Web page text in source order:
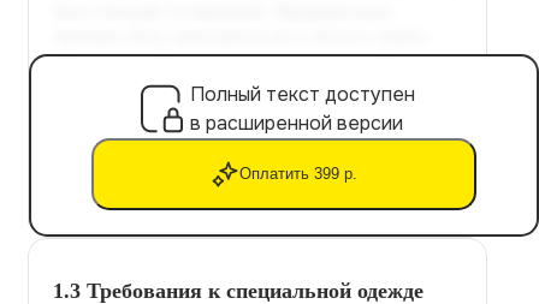
Полный текст доступен
в расширенной версии
Оплатить 399 р.
1.3 Требования к специальной одежде